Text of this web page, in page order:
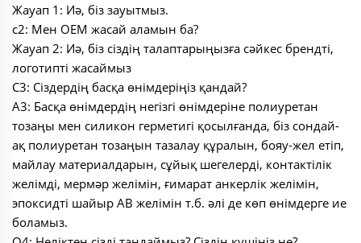
Жауап 1: Иә, біз зауытмыз.
с2: Мен OEM жасай аламын ба?
Жауап 2: Иә, біз сіздің талаптарыңызға сәйкес брендті,
логотипті жасаймыз
С3: Сіздердің басқа өнімдеріңіз қандай?
A3: Басқа өнімдердің негізгі өнімдеріне полиуретан
тозаңы мен силикон герметигі қосылғанда, біз сондай-
ақ полиуретан тозаңын тазалау құралын, бояу-жел етіп,
майлау материалдарын, сұйық шегелерді, контактілік
желімді, мермәр желімін, ғимарат анкерлік желімін,
эпоксидті шайыр AB желімін т.б. әлі де көп өнімдерге ие
боламыз.